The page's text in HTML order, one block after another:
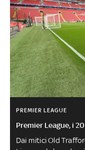
PREMIER LEAGUE
Premier League, i
Dai mitici Old